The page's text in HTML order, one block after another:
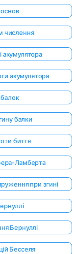
числення
акумулятора
акумулятора
балки
биття
Ламберта
при згині
Бернуллі
Бесселя